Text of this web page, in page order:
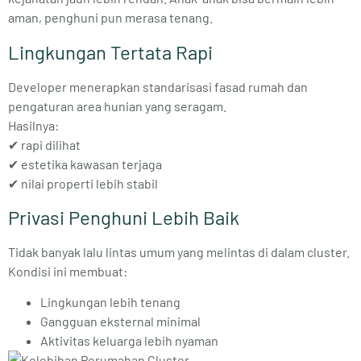
aman, penghuni pun merasa tenang.
Lingkungan Tertata Rapi
Developer menerapkan standarisasi fasad rumah dan
pengaturan area hunian yang seragam.
Hasilnya:
✔ rapi dilihat
✔ estetika kawasan terjaga
✔ nilai properti lebih stabil
Privasi Penghuni Lebih Baik
Tidak banyak lalu lintas umum yang melintas di dalam cluster.
Kondisi ini membuat:
Lingkungan lebih tenang
Gangguan eksternal minimal
Aktivitas keluarga lebih nyaman